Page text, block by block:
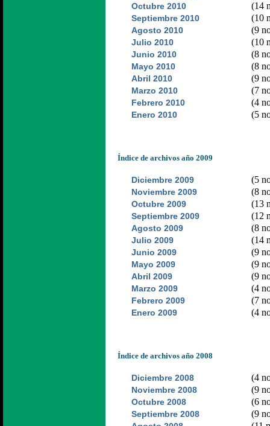
Octubre 2010 (14
Septiembre 2010 (10
Agosto 2010 (9
Julio 2010 (10
Junio 2010 (8
Mayo 2010 (8
Abril 2010 (9
Marzo 2010 (7
Febrero 2010 (4
Enero 2010 (5
Índice de archivos año 2009
Diciembre 2009 (5
Noviembre 2009 (8
Octubre 2009 (13
Septiembre 2009 (12
Agosto 2009 (8
Julio 2009 (14
Junio 2009 (9
Mayo 2009 (9
Abril 2009 (9
Marzo 2009 (4
Febrero 2009 (7
Enero 2009 (4
Índice de archivos año 2008
Diciembre 2008 (4
Noviembre 2008 (9
Octubre 2008 (6
Septiembre 2008 (9